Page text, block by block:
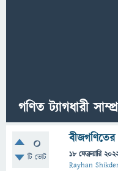
গণিত ট্যাগধারী
0
টি ভোট 18 ফেব্রুয়ারি
Rayhan